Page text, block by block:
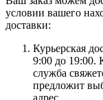
условии вашего
доставки:
Курьерская
9:00 до 19:00.
служба
предложит
адрес.